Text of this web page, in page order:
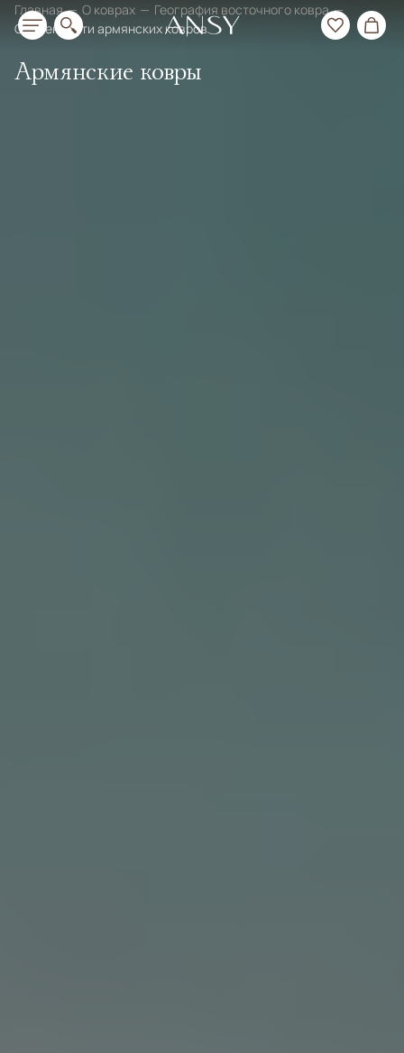
Главная О коврах
География восточного ковра
Особенности армянских ковров
Армянские ковры